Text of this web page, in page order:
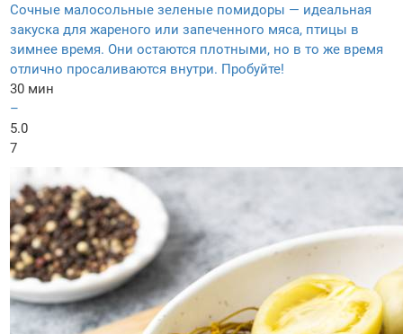
Сочные малосольные зеленые помидоры — идеальная
закуска для жареного или запеченного мяса, птицы в
зимнее время. Они остаются плотными, но в то же время
отлично просаливаются внутри. Пробуйте!
30 мин
–
5.0
7